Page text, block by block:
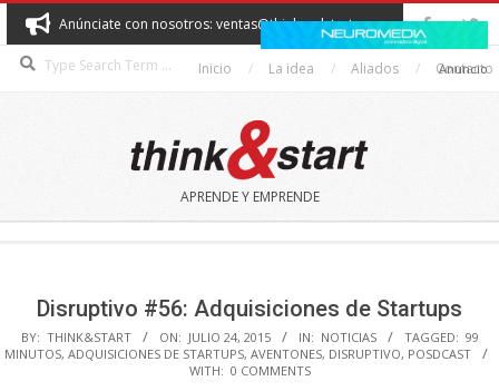
Skip
to
content
Anúnciate con nosotros: ventas@thinkandstart.com
Inicio La idea Aliados Contacto
THINK&START
APRENDE Y EMPRENDE
Anuncio
Disruptivo #56: Adquisiciones de Startups
BY: THINK&START ON: JULIO 24, 2015 IN: NOTICIAS TAGGED: 99
MINUTOS, ADQUISICIONES DE STARTUPS, AVENTONES, DISRUPTIVO, POSDCAST
WITH: 0 COMMENTS